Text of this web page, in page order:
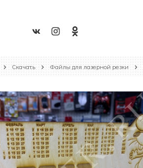
Скачать Файлы для лазерной резки